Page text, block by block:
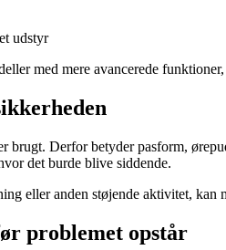
udstyr
med mere avancerede
Derfor betyder pasform,
det burde blive siddende.
eller anden støjende aktivitet, kan
problemet opstår